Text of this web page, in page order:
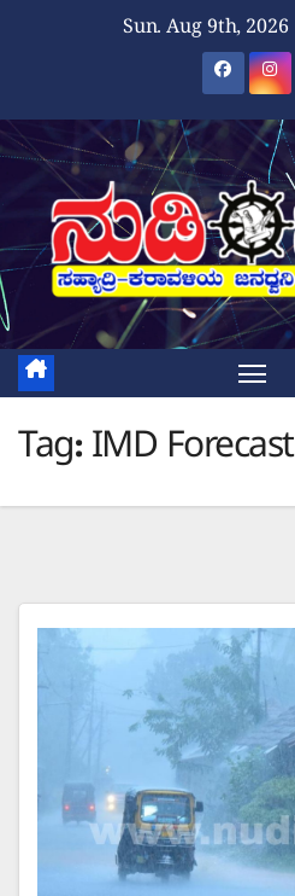
Sun. Aug 9th, 2026
Tag: IMD Forecast